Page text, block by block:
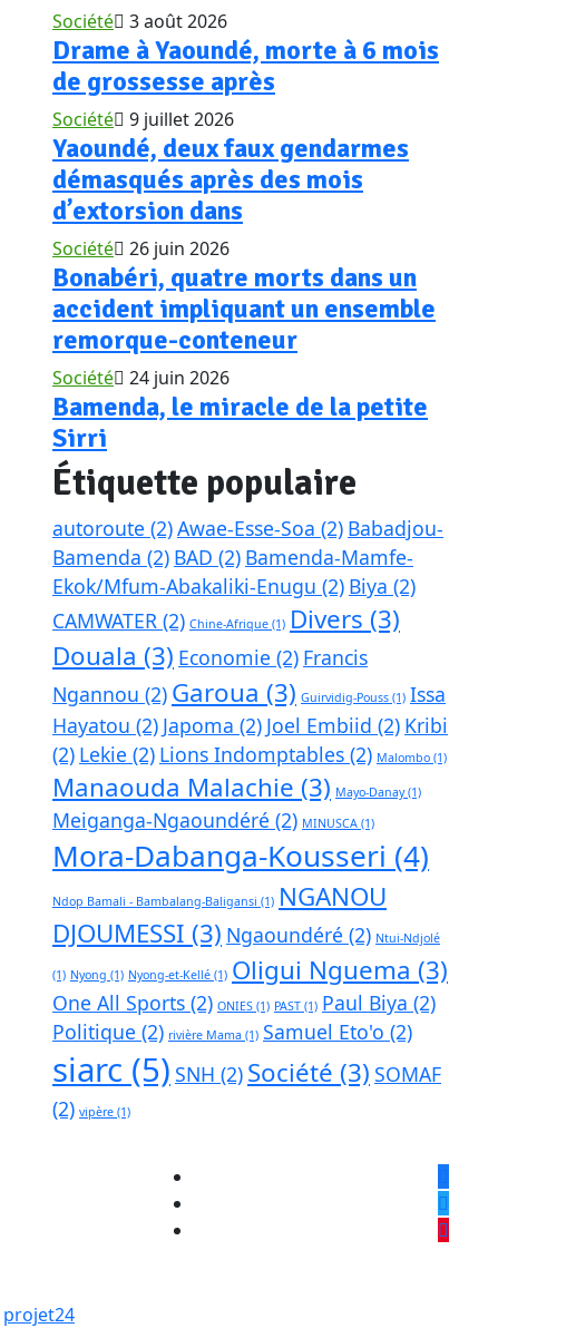
Société 3 août 2026
Drame à Yaoundé, morte à 6 mois
de grossesse après
Société 9 juillet 2026
Yaoundé, deux faux gendarmes
démasqués après des mois
d’extorsion dans
Société 26 juin 2026
Bonabéri, quatre morts dans un
accident impliquant un ensemble
remorque-conteneur
Société 24 juin 2026
Bamenda, le miracle de la petite
Sirri
Étiquette populaire
autoroute (2)Awae-Esse-Soa (2) Babadjou-
Bamenda (2) BAD (2) Bamenda-Mamfe-
Ekok/Mfum-Abakaliki-Enugu (2) Biya (2)
CAMWATER (2) Chine-Afrique (1) Divers (3)
Douala (3) Economie (2) Francis
Ngannou (2) Garoua (3) Guirvidig-Pouss (1) Issa
Hayatou (2) Japoma (2) Joel Embiid (2) Kribi
(2) Lekie (2) Lions Indomptables (2) Malombo (1)
Manaouda Malachie (3) Mayo-Danay(1)
Meiganga-Ngaoundéré (2) MINUSCA (1)
Mora-Dabanga-Kousseri (4)
Ndop Bamali - Bambalang-Baligansi (1) NGANOU
DJOUMESSI (3) Ngaoundéré (2) Ntui-Ndjolé
(1) Nyong (1) Nyong-et-Kellé (1) Oligui Nguema (3)
One All Sports (2) ONIES (1) PAST (1) Paul Biya (2)
Politique (2) rivière Mama (1) Samuel Eto'o (2)
siarc (5) SNH (2) Société (3) SOMAF
(2) vipère (1)
projet24